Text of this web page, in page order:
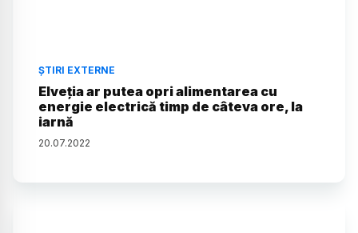
ȘTIRI EXTERNE
Elveţia ar putea opri alimentarea cu
energie electrică timp de câteva ore, la
iarnă
20.07.2022